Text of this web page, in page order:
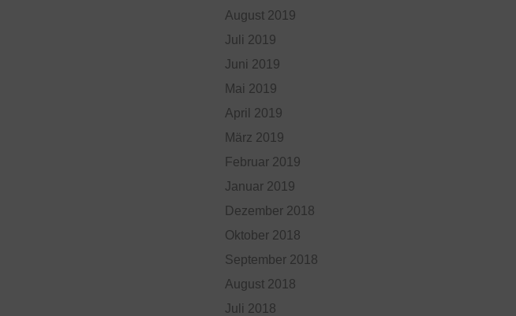
August 2019
Juli 2019
Juni 2019
Mai 2019
April 2019
März 2019
Februar 2019
Januar 2019
Dezember 2018
Oktober 2018
September 2018
August 2018
Juli 2018